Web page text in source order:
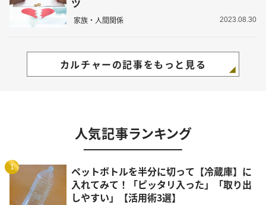
ツ
家族・人間関係 2023.08.30
カルチャーの記事をもっと見る
人気記事ランキング
1
ペットボトルを半分に切って【冷蔵庫】に
入れてみて！「ピッタリ入った」「取り出
しやすい」【活用術3選】